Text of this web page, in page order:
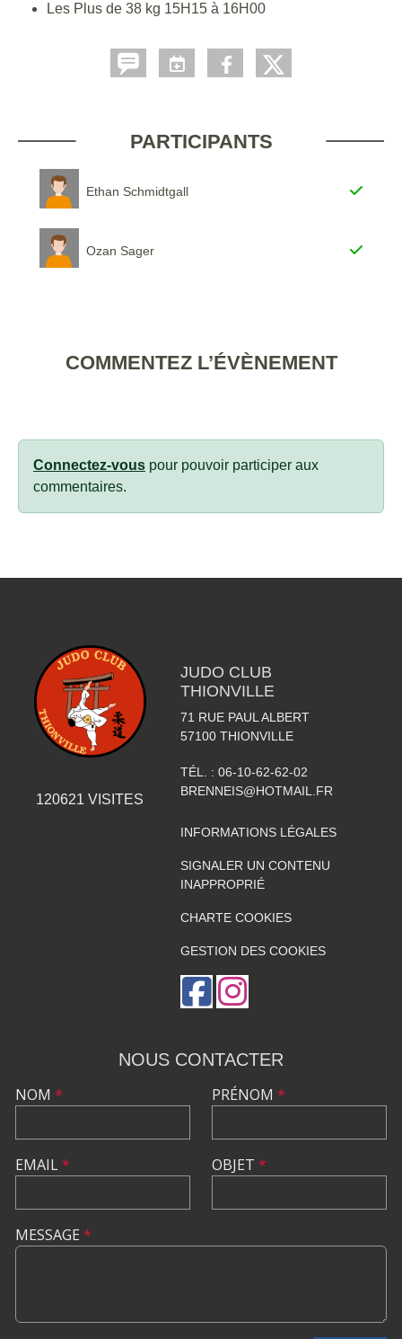
Les Plus de 38 kg 15H15 à 16H00
PARTICIPANTS
Ethan Schmidtgall
Ozan Sager
COMMENTEZ L’ÉVÈNEMENT
Connectez-vous pour pouvoir participer aux
commentaires.
120621 VISITES
JUDO CLUB
THIONVILLE
71 RUE PAUL ALBERT
57100 THIONVILLE
TÉL. : 06-10-62-62-02
BRENNEIS@HOTMAIL.FR
INFORMATIONS LÉGALES
SIGNALER UN CONTENU
INAPPROPRIÉ
CHARTE COOKIES
GESTION DES COOKIES
NOUS CONTACTER
NOM *
EMAIL*
PRÉNOM *
OBJET *
MESSAGE *